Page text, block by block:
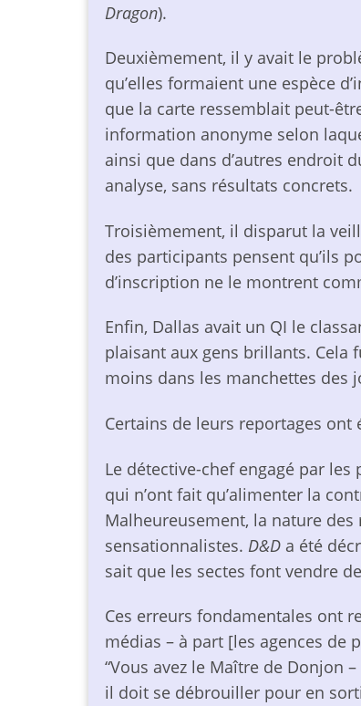
Dragon).
Deuxièmement, il y avait le
qu’elles formaient une espèce
que la carte ressemblait peut-
information anonyme selon
ainsi que dans d’autres endroit
analyse, sans résultats concrets.
Troisièmement, il disparut la
des participants pensent qu’ils
d’inscription ne le montrent
Enfin, Dallas avait un QI le
plaisant aux gens brillants. Cela
moins dans les manchettes des
Certains de leurs reportages ont
Le détective-chef engagé par
qui n’ont fait qu’alimenter la
Malheureusement, la nature
sensationnalistes. D&D a été
sait que les sectes font vendre
Ces erreurs fondamentales ont
médias – à part [les agences de
“Vous avez le Maître de Donjon
il doit se débrouiller pour en